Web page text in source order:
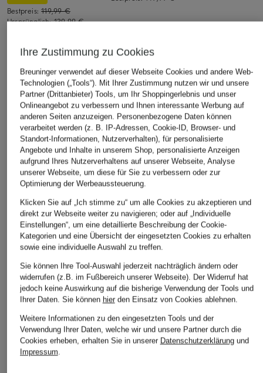
Bestpreis:119,99 €
Ursprünglich:139,99 €
ÄHNLICHE ARTIKEL ENTDECKEN
Ihre Zustimmung zu Cookies
Breuninger verwendet auf dieser Webseite Cookies und andere Web-
Technologien („Tools“). Mit Ihrer Zustimmung nutzen wir und unsere
Partner (Drittanbieter) Tools, um Ihr Shoppingerlebnis und unser
Onlineangebot zu verbessern und Ihnen interessante Werbung auf
anderen Seiten anzuzeigen. Personenbezogene Daten können
verarbeitet werden (z. B. IP-Adressen, Cookie-ID, Browser- und
Standort-Informationen, Nutzerverhalten), für personalisierte
Angebote und Inhalte in unserem Shop, personalisierte Anzeigen
aufgrund Ihres Nutzerverhaltens auf unserer Webseite, Analyse
unserer Webseite, um diese für Sie zu verbessern oder zur
Optimierung der Werbeaussteuerung.
Klicken Sie auf „Ich stimme zu“ um alle Cookies zu akzeptieren und
direkt zur Webseite weiter zu navigieren; oder auf „Individuelle
Einstellungen“, um eine detaillierte Beschreibung der Cookie-
Kategorien und eine Übersicht der eingesetzten Cookies zu erhalten
sowie eine individuelle Auswahl zu treffen.
Sie können Ihre Tool-Auswahl jederzeit nachträglich ändern oder
widerrufen (z.B. im Fußbereich unserer Webseite). Der Widerruf hat
jedoch keine Auswirkung auf die bisherige Verwendung der Tools und
Ihrer Daten. Sie können hierden Einsatz von Cookies ablehnen.
Weitere Informationen zu den eingesetzten Tools und der
Verwendung Ihrer Daten, welche wir und unsere Partner durch die
Cookies erheben, erhalten Sie in unserer Datenschutzerklärungund
Impressum.